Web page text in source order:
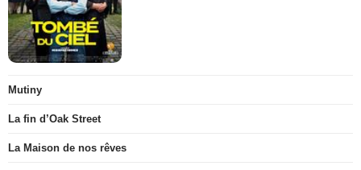
Mutiny
La fin d’Oak Street
La Maison de nos rêves